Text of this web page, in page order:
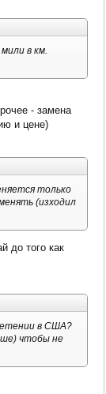
в км.
- замена
и цене)
только
(изходил
до того как
в США?
чтобы не